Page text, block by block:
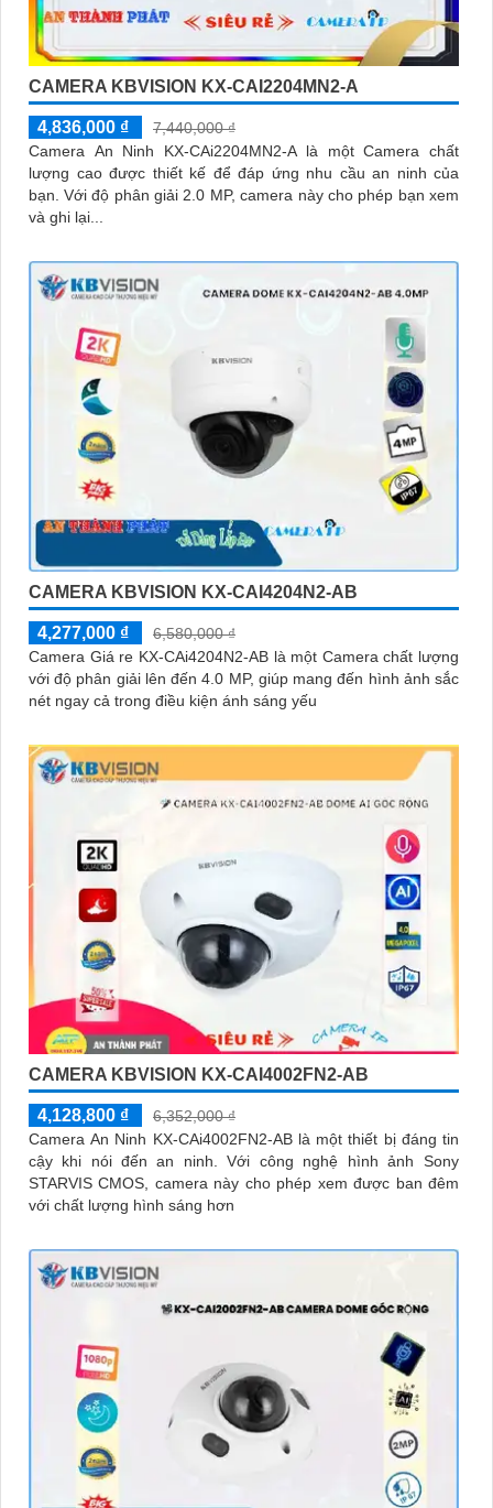
CAMERA KBVISION KX-CAI2204MN2-A
4,836,000 ₫
7,440,000 ₫
Camera An Ninh KX-CAi2204MN2-A là một Camera chất
lượng cao được thiết kế để đáp ứng nhu cầu an ninh của
bạn. Với độ phân giải 2.0 MP, camera này cho phép bạn xem
và ghi lại...
CAMERA KBVISION KX-CAI4204N2-AB
4,277,000 ₫
6,580,000 ₫
Camera Giá re KX-CAi4204N2-AB là một Camera chất lượng
với độ phân giải lên đến 4.0 MP, giúp mang đến hình ảnh sắc
nét ngay cả trong điều kiện ánh sáng yếu
CAMERA KBVISION KX-CAI4002FN2-AB
4,128,800 ₫
6,352,000 ₫
Camera An Ninh KX-CAi4002FN2-AB là một thiết bị đáng tin
cậy khi nói đến an ninh. Với công nghệ hình ảnh Sony
STARVIS CMOS, camera này cho phép xem được ban đêm
với chất lượng hình sáng hơn